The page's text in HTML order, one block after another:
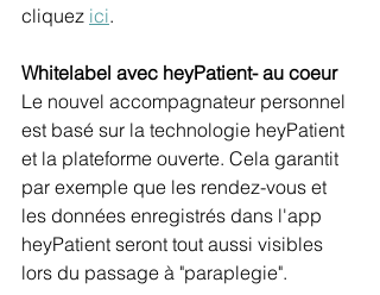
cliquez ici.
Whitelabel avec heyPatient- au coeur
Le nouvel accompagnateur personnel
est basé sur la technologie heyPatient
et la plateforme ouverte. Cela garantit
par exemple que les rendez-vous et
les données enregistrés dans l'app
heyPatient seront tout aussi visibles
lors du passage à "paraplegie".